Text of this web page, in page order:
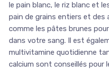
le pain blanc, le riz blanc et
pain de grains entiers et des
comme les pâtes brunes
dans votre sang. Il est
multivitamine quotidienne
calcium sont conseillés pour